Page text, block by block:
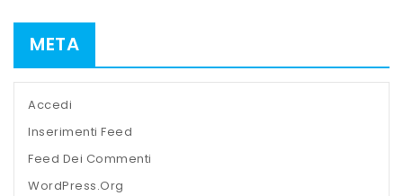
META
Accedi
Inserimenti Feed
Feed Dei Commenti
WordPress.org